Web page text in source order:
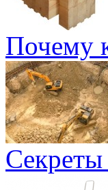
Почему
Секреты